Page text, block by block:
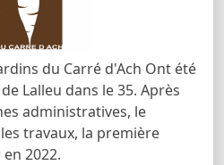
du Carré d'Ach Ont été
Lalleu dans le 35. Après
administratives, le
travaux, la première
2022.